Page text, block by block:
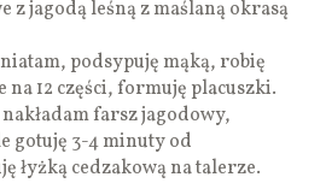
podsypuję mąką, robię
na 12 części, formuję placuszki.
farsz jagodowy,
gotuję 3-4 minuty od
łyżką cedzakową na talerze.